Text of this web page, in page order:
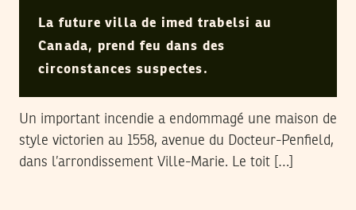
La future villa de imed trabelsi au
Canada, prend feu dans des
circonstances suspectes.
Un important incendie a endommagé une maison de
style victorien au 1558, avenue du Docteur-Penfield,
dans l’arrondissement Ville-Marie. Le toit […]